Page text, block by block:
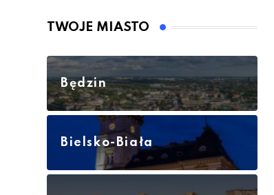
TWOJE MIASTO
Będzin
Bielsko-Biała